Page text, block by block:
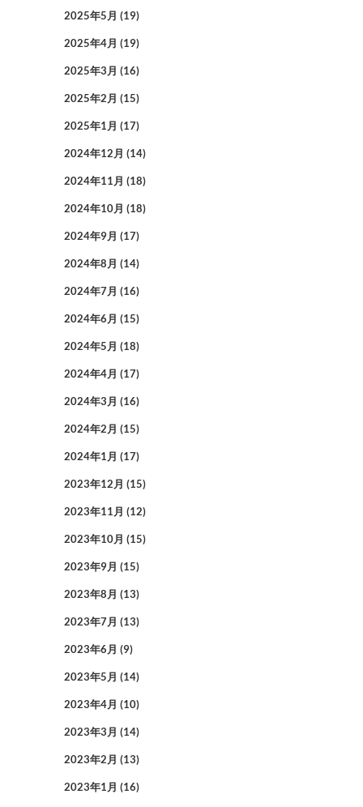
2025年5月 (19)
2025年4月 (19)
2025年3月 (16)
2025年2月 (15)
2025年1月 (17)
2024年12月 (14)
2024年11月 (18)
2024年10月 (18)
2024年9月 (17)
2024年8月 (14)
2024年7月 (16)
2024年6月 (15)
2024年5月 (18)
2024年4月 (17)
2024年3月 (16)
2024年2月 (15)
2024年1月 (17)
2023年12月 (15)
2023年11月 (12)
2023年10月 (15)
2023年9月 (15)
2023年8月 (13)
2023年7月 (13)
2023年6月 (9)
2023年5月 (14)
2023年4月 (10)
2023年3月 (14)
2023年2月 (13)
2023年1月 (16)